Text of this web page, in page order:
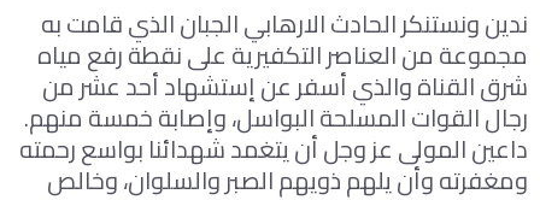
ندين ونستنكر الحادث الارهابي الجبان الذي قامت به
مجموعة من العناصر التكفيرية على نقطة رفع مياه
شرق القناة والذي أسفر عن إستشهاد أحد عشر من
رجال القوات المسلحة البواسل، وإصابة خمسة منهم.
داعين المولى عز وجل أن يتغمد شهدائنا بواسع رحمته
ومغفرته وأن يلهم ذويهم الصبر والسلوان، وخالص